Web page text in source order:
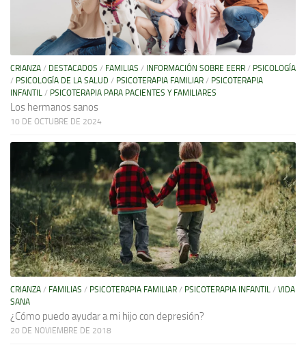
CRIANZA / DESTACADOS / FAMILIAS / INFORMACIÓN SOBRE EERR / PSICOLOGÍA
/ PSICOLOGÍA DE LA SALUD / PSICOTERAPIA FAMILIAR / PSICOTERAPIA
INFANTIL / PSICOTERAPIA PARA PACIENTES Y FAMILIARES
Los hermanos sanos
10 DE OCTUBRE DE 2024
CRIANZA / FAMILIAS / PSICOTERAPIA FAMILIAR / PSICOTERAPIA INFANTIL / VIDA
SANA
¿Cómo puedo ayudar a mi hijo con depresión?
20 DE NOVIEMBRE DE 2018